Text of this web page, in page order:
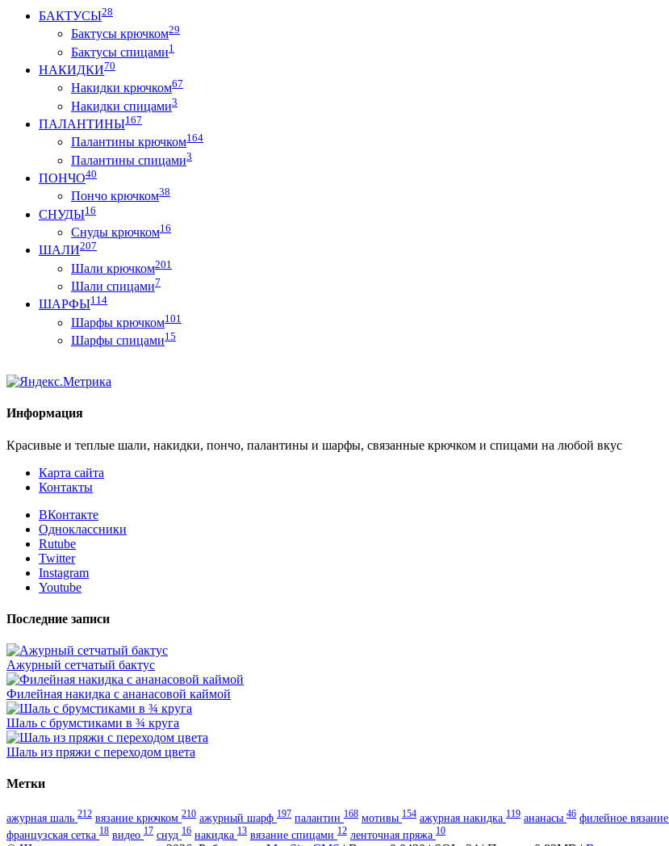
БАКТУСЫ28
Бактусы крючком29
Бактусы спицами1
НАКИДКИ70
Накидки крючком67
Накидки спицами3
ПАЛАНТИНЫ167
Палантины крючком164
Палантины спицами3
ПОНЧО40
Пончо крючком38
СНУДЫ16
Снуды крючком16
ШАЛИ207
Шали крючком201
Шали спицами7
ШАРФЫ114
Шарфы крючком101
Шарфы спицами15
Информация
Красивые и теплые шали, накидки, пончо, палантины и шарфы, связанные крючком и спицами на любой вкус
Карта сайта
Контакты
ВКонтакте
Одноклассники
Rutube
Twitter
Instagram
Youtube
Последние записи
Ажурный сетчатый бактус
Филейная накидка с ананасовой каймой
Шаль с брумстиками в ¾ круга
Шаль из пряжи с переходом цвета
Метки
ажурная шаль 212 вязание крючком 210 ажурный шарф 197 палантин 168 мотивы 154 ажурная накидка 119 ананасы 46 филейное вязание
французская сетка 18 видео 17 снуд 16 накидка 13 вязание спицами 12 ленточная пряжа 10